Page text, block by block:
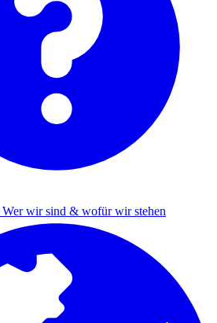
Wer wir sind & wofür wir stehen